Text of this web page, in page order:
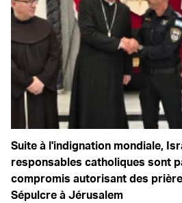
Suite à l'indignation mondiale,
responsables catholiques sont
compromis autorisant des
Sépulcre à Jérusalem